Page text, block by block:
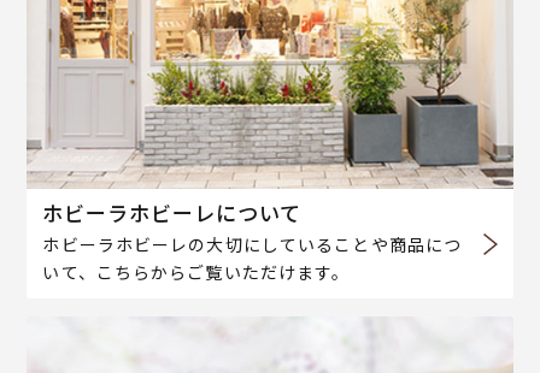
ホビーラホビーレについて
ホビーラホビーレの大切にしていることや商品につ
いて、こちらからご覧いただけます。